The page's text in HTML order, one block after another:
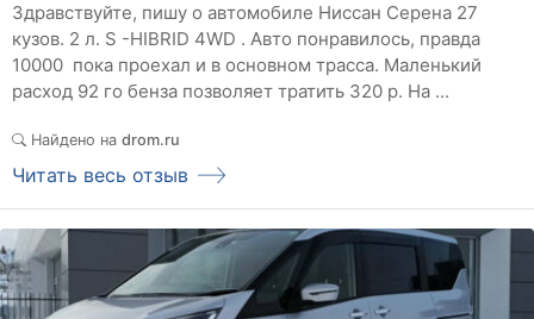
Здравствуйте, пишу о автомобиле Ниссан Серена 27
кузов. 2 л. S -HIBRID 4WD . Авто понравилось, правда
10000 пока проехал и в основном трасса. Маленький
расход 92 го бенза позволяет тратить 320 р. На ...
Найдено на drom.ru
Читать весь отзыв